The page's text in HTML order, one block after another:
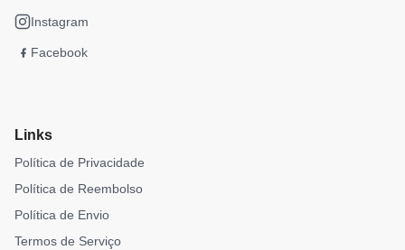
Instagram
Facebook
Links
Política de Privacidade
Política de Reembolso
Política de Envio
Termos de Serviço